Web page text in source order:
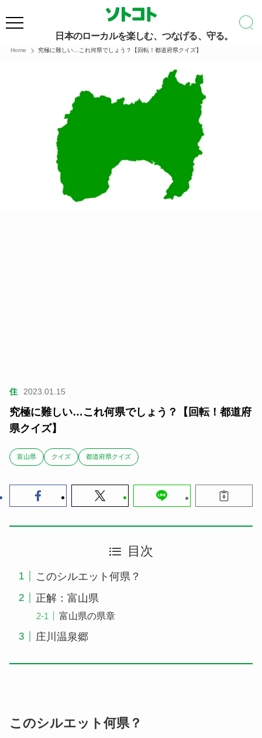
日本のローカルを楽しむ、つなげる、守る。
Home 究極に難しい…これ何県でしょう？【回転！都道府県クイズ】
住 2023.01.15
究極に難しい…これ何県でしょう？【回転！都道府
県クイズ】
富山県 クイズ 都道府県クイズ
目次
このシルエット何県？
正解：富山県
富山県の県章
庄川温泉郷
このシルエット何県？